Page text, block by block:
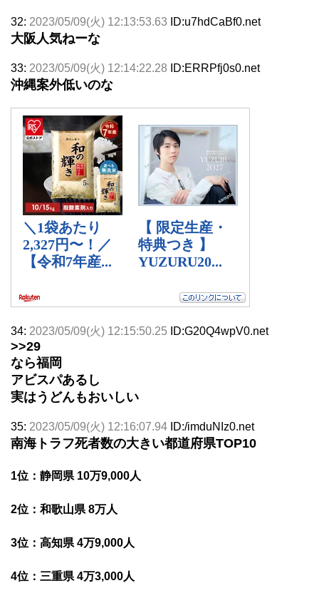
32: 2023/05/09(火) 12:13:53.63 ID:u7hdCaBf0.net
大阪人気ねーな
33: 2023/05/09(火) 12:14:22.28 ID:ERRPfj0s0.net
沖縄案外低いのな
34: 2023/05/09(火) 12:15:50.25 ID:G20Q4wpV0.net
>>29
なら福岡
アビスパあるし
実はうどんもおいしい
35: 2023/05/09(火) 12:16:07.94 ID:/imduNIz0.net
南海トラフ死者数の大きい都道府県TOP10
1位：静岡県 10万9,000人
2位：和歌山県 8万人
3位：高知県 4万9,000人
4位：三重県 4万3,000人